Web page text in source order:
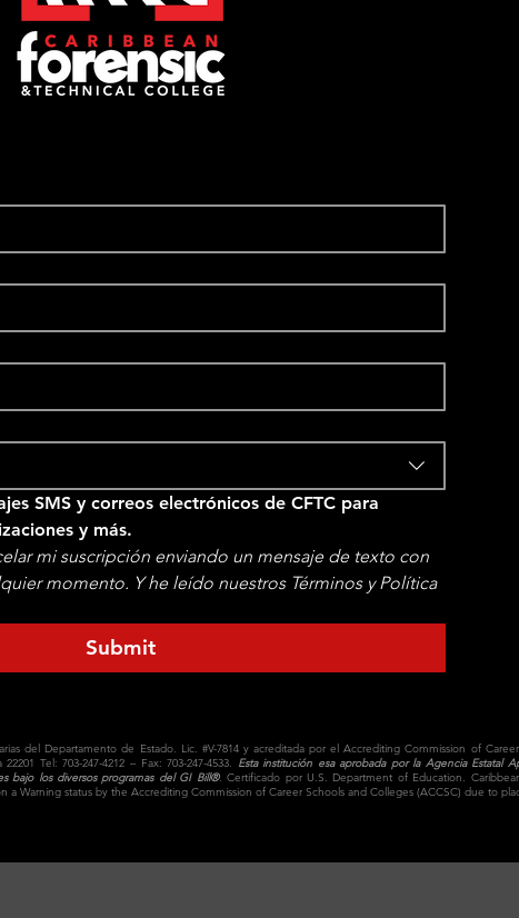
SMS y correos electrónicos de CFTC para
mi suscripción enviando un mensaje de texto con
momento. Y he leído nuestros Términos y Política
Submit
del Departamento de Estado. Lic. #V-7814 y acreditada por el Accrediting Commission of
Tel: 703-247-4212 – Fax: 703-247-4533. Esta institución esa aprobada por la Agencia Estatal
bajo los diversos programas del GI Bill®. Certificado por U.S. Department of Education.
Warning status by the Accrediting Commission of Career Schools and Colleges (ACCSC) due to